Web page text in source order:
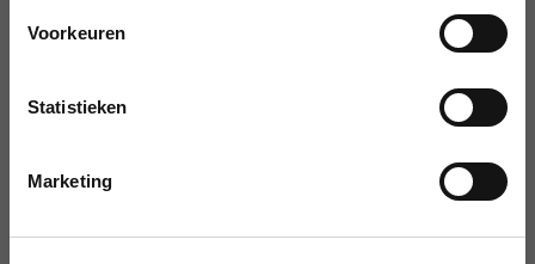
Voorkeuren
Statistieken
Marketing